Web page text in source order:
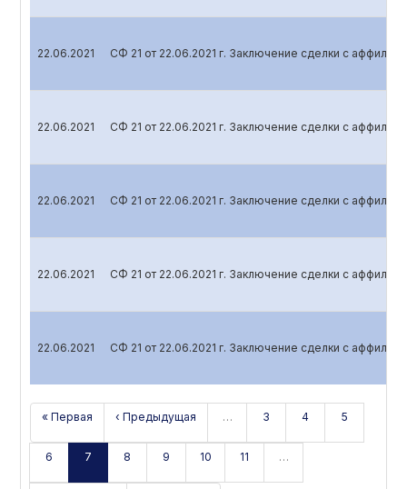
22.06.2021 СФ 21 от 22.06.2021 г. Заключение сделки с
22.06.2021 СФ 21 от 22.06.2021 г. Заключение сделки с
22.06.2021 СФ 21 от 22.06.2021 г. Заключение сделки с
22.06.2021 СФ 21 от 22.06.2021 г. Заключение сделки с
22.06.2021 СФ 21 от 22.06.2021 г. Заключение сделки с
« Первая ‹ Предыдущая … 3 4 5
6 7 8 9 10 11 …